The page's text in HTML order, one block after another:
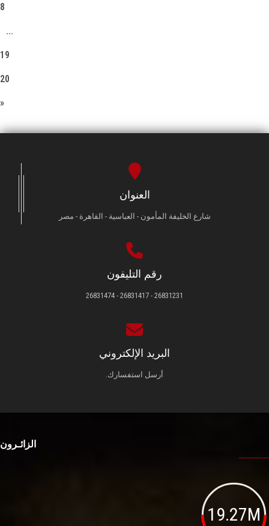
8
...
19
20
»
العنوان
شارع الخليفة المأمون - العباسية - القاهرة - مصر
رقم التليفون
26831231 - 26831417 - 26831474
البريد الإلكتروني
أرسل استفسارك.
الزائـرون
19.27M